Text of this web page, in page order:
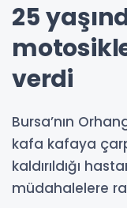
25
verdi
Bursa’nın
kafa kafaya
kaldırıldığı
müdahalelere